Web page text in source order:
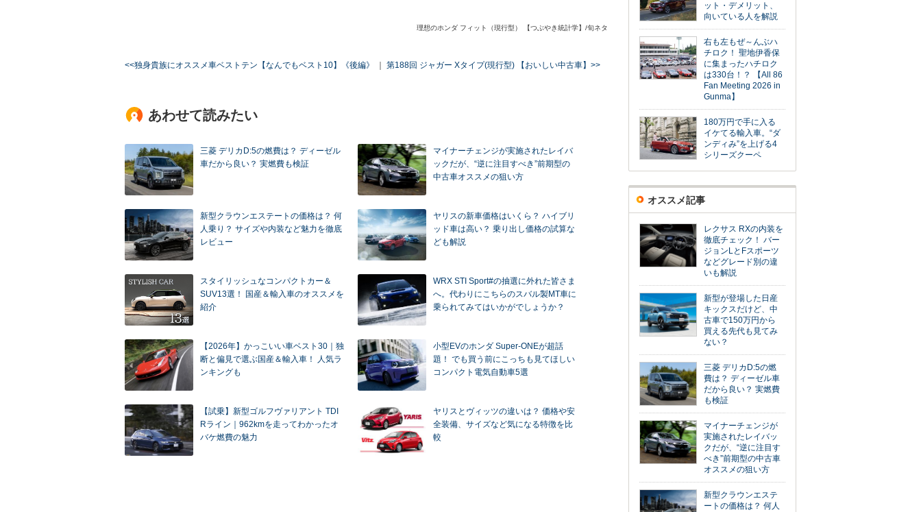
理想のホンダ フィット（現行型） 【つぶやき統計学】/旬ネタ
<<独身貴族にオススメ車ベストテン【なんでもベスト10】《後編》 第188回 ジャガー Xタイプ(現行型) 【おいしい中古車】>>
あわせて読みたい
三菱 デリカD:5の燃費は？ ディーゼル
車だから良い？ 実燃費も検証
マイナーチェンジが実施されたレイバ
ックだが、“逆に注目すべき”前期型の
中古車オススメの狙い方
新型クラウンエステートの価格は？ 何
人乗り？ サイズや内装など魅力を徹底
レビュー
ヤリスの新車価格はいくら？ ハイブリ
ッド車は高い？ 乗り出し価格の試算な
ども解説
スタイリッシュなコンパクトカー＆
SUV13選！ 国産＆輸入車のオススメを
紹介
WRX STI Sport#の抽選に外れた皆さま
へ。代わりにこちらのスバル製MT車に
乗られてみてはいかがでしょうか？
【2026年】かっこいい車ベスト30｜独
断と偏見で選ぶ国産＆輸入車！ 人気ラ
ンキングも
小型EVのホンダ Super-ONEが超話
題！ でも買う前にこっちも見てほしい
コンパクト電気自動車5選
【試乗】新型ゴルフヴァリアント TDI
Rライン｜962kmを走ってわかったオ
バケ燃費の魅力
ヤリスとヴィッツの違いは？ 価格や安
全装備、サイズなど気になる特徴を比
較
ット・デメリット、
向いている人を解説
右も左もぜ～んぶハ
チロク！ 聖地伊香保
に集まったハチロク
は330台！？ 【All 86
Fan Meeting 2026 in
Gunma】
180万円で手に入る
イケてる輸入車。“ダ
ンディみ”を上げる4
シリーズクーペ
オススメ記事
レクサス RXの内装を
徹底チェック！ バー
ジョンLとFスポーツ
などグレード別の違
いも解説
新型が登場した日産
キックスだけど、中
古車で150万円から
買える先代も見てみ
ない？
三菱 デリカD:5の燃
費は？ ディーゼル車
だから良い？ 実燃費
も検証
マイナーチェンジが
実施されたレイバッ
クだが、“逆に注目す
べき”前期型の中古車
オススメの狙い方
新型クラウンエステ
ートの価格は？ 何人